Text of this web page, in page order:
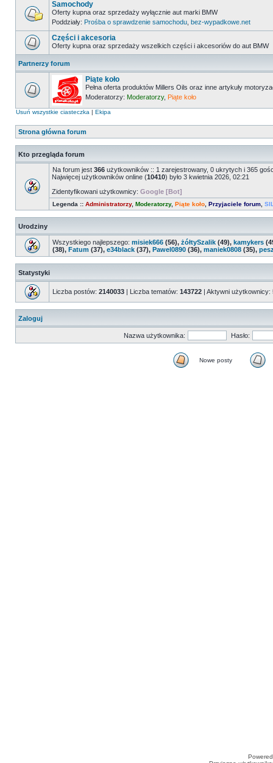
Samochody
Oferty kupna oraz sprzedaży wyłącznie aut marki BMW
Poddziały: Prośba o sprawdzenie samochodu bez-wypadkowe.net
Części i akcesoria
Oferty kupna oraz sprzedaży wszelkich części i akcesoriów do aut BMW
Partnerzy forum
Piąte koło
Pełna oferta produktów Millers Oils oraz inne artykuły
Moderatorzy: Moderatorzy, Piąte koło
Usuń wszystkie ciasteczka | Ekipa
Strona główna forum
Kto przegląda forum
Na forum jest 366 użytkowników :: 1 zarejestrowany, 0 ukrytych i 365
Najwięcej użytkowników online (10410) było 3 kwietnia 2026, 02:21
Zidentyfikowani użytkownicy: Google [Bot]
Legenda :: Administratorzy, Moderatorzy, Piąte koło Przyjaciele forum
Urodziny
Wszystkiego najlepszego: misiek666 (56), żółtySzalik (49), kamykers
(38), Fatum (37), e34black (37), Pawel0890 (36), maniek0808 (35),
Statystyki
Liczba postów: 2140033 | Liczba tematów: 143722 | Aktywni użytkownicy:
Zaloguj
Nazwa użytkownika: Hasło:
Nowe posty